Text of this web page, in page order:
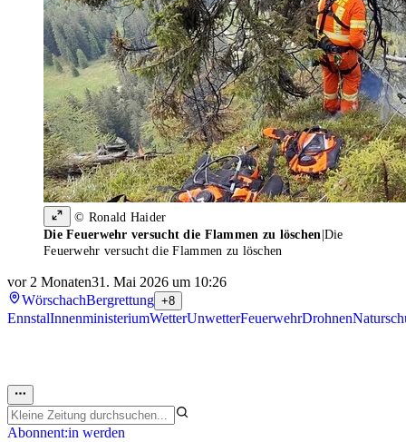
© Ronald Haider
Die Feuerwehr versucht die Flammen zu löschen Die
Feuerwehr versucht die Flammen zu löschen
vor 2 Monaten31. Mai 2026 um 10:26
WörschachBergrettung +8
EnnstalInnenministeriumWetterUnwetterFeuerwehrDrohnen
Abonnent:in werden